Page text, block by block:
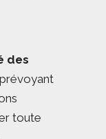
des
toute